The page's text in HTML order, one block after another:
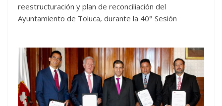
reestructuración y plan de reconciliación del
Ayuntamiento de Toluca, durante la 40° Sesión